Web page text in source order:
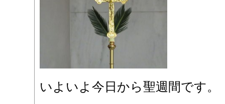
いよいよ今日から聖週間です。